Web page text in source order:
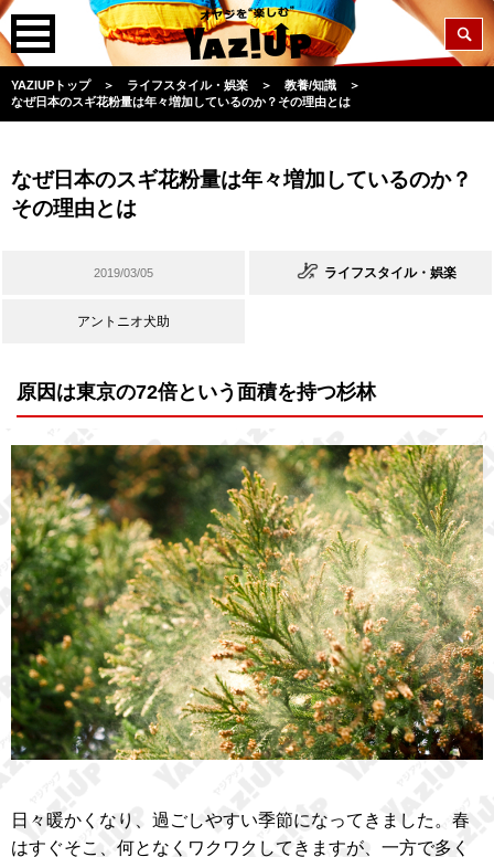
YAZIUPトップ ＞ ライフスタイル・娯楽 ＞ 教養/知識
＞
なぜ日本のスギ花粉量は年々増加しているのか？その理由とは
なぜ日本のスギ花粉量は年々増加しているのか？
その理由とは
2019/03/05 ライフスタイル・娯楽
アントニオ犬助
原因は東京の72倍という面積を持つ杉林
日々暖かくなり、過ごしやすい季節になってきました。春
はすぐそこ、何となくワクワクしてきますが、一方で多く